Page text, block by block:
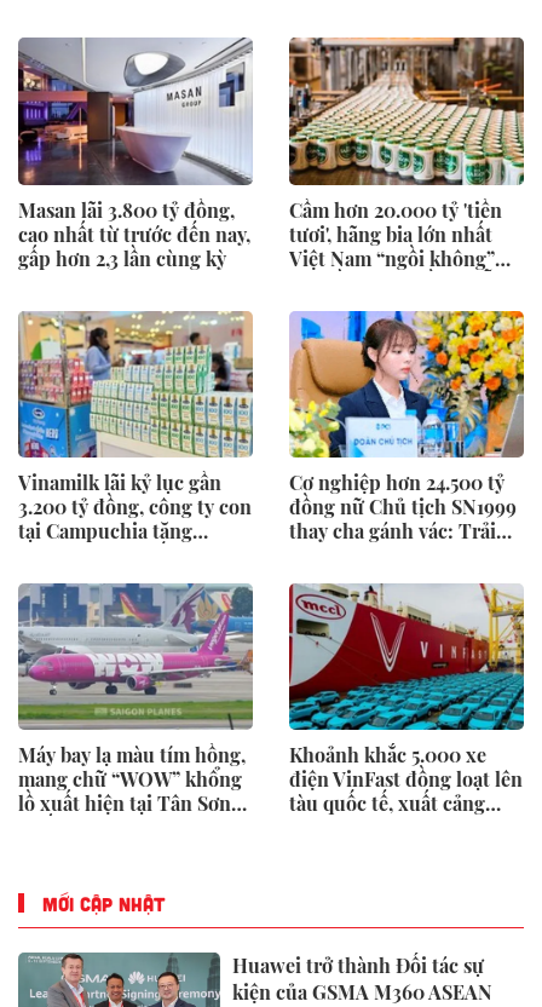
Masan lãi 3.800 tỷ đồng,
cao nhất từ trước đến nay,
gấp hơn 2,3 lần cùng kỳ
Cầm hơn 20.000 tỷ 'tiền
tươi', hãng bia lớn nhất
Việt Nam “ngồi không”
ngày, 6 tháng lãi gần 2.500
tỷ đồng
Vinamilk lãi kỷ lục gần
3.200 tỷ đồng, công ty con
tại Campuchia tăng
Cơ nghiệp hơn 24.500 tỷ
đồng nữ Chủ tịch SN1999
thay cha gánh vác: Trải
đến điện gió, thuỷ điện,
đứng đầu Việt Nam trong
1 lĩnh vực
Máy bay lạ màu tím hồng,
mang chữ “WOW” khổng
lồ xuất hiện tại Tân Sơn
Khoảnh khắc 5.000 xe
điện VinFast đồng loạt lên
tàu quốc tế, xuất cảng
MỚI CẬP NHẬT
Huawei trở thành Đối tác sự
kiện của GSMA M360 ASEAN